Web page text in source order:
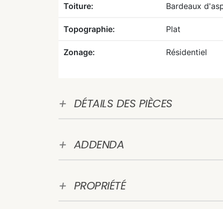
Toiture: Bardeaux
Topographie: Plat
Zonage: Résidentiel
DÉTAILS DES PIÈCES
ADDENDA
PROPRIÉTÉ